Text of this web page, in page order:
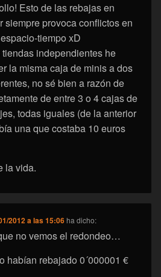
Esto de las rebajas en
siempre provoca conflictos en
tiempo xD
independientes he
la misma caja de minis a dos
no sé bien a razón de
de entre 3 o 4 cajas de
todas iguales (de la anterior
una que costaba 10 euros
la vida.
2012 a las 15:06 ha dicho:
no vemos el redondeo…
habían rebajado 0´000001 €